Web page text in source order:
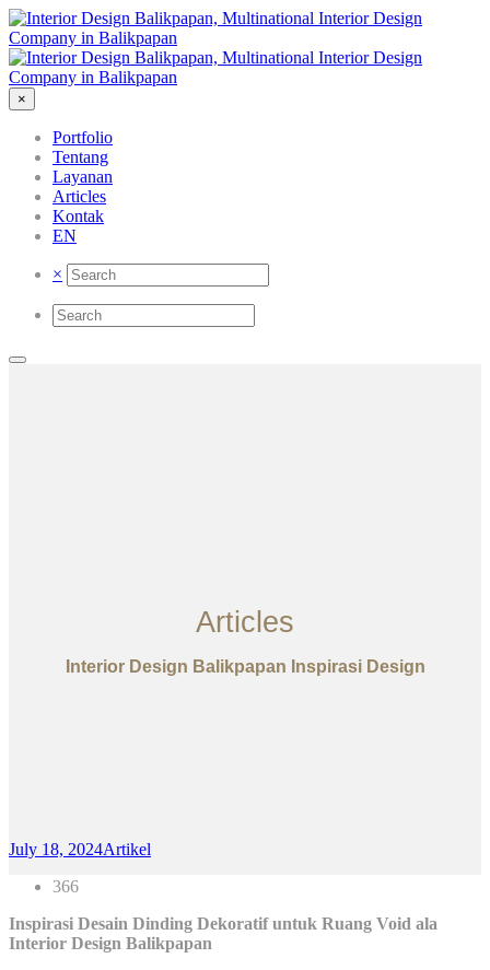
×
Portfolio
Tentang
Layanan
Articles
Kontak
EN
×
Articles
Interior Design Balikpapan Inspirasi Design
July 18, 2024Artikel
366
Inspirasi Desain Dinding Dekoratif untuk Ruang Void ala
Interior Design Balikpapan